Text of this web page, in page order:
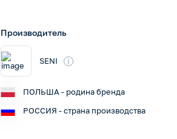
Производитель
SENI i
ПОЛЬША - родина бренда
РОССИЯ - страна производства